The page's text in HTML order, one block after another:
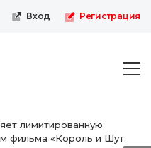
Вход Регистрация
лимитированную
фильма «Король и Шут.